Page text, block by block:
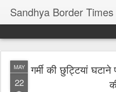
Sandhya Border Times
MAY
22
गर्मी की छुट्टियां